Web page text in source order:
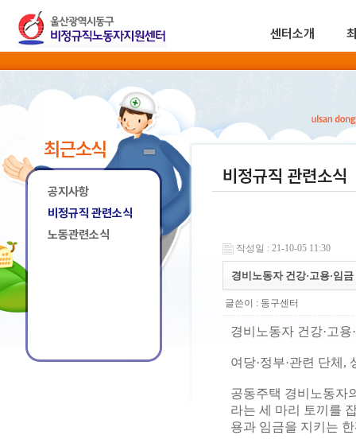
센터소개
최근소식
공지사항
비정규직 관련소식
노동관련소식
비정규직 관련소식
작성일 : 21-10-05 11:30
경비노동자 건강·고용·임
글쓴이 : 동구센터
경비노동자 건강·고용
여당·정부·관련 단체
공동주택 경비노동자
라는 세 마리 토끼를
용과 임금을 지키는